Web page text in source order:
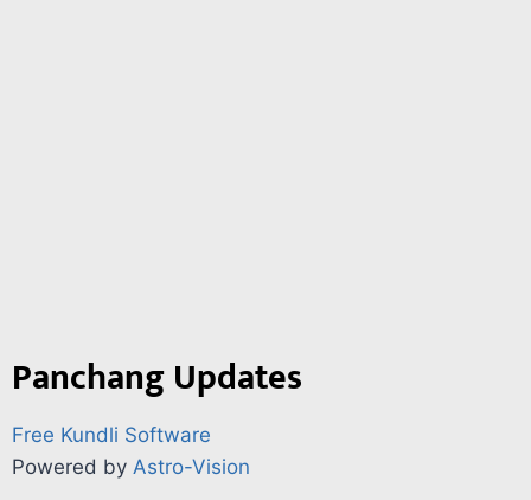
Panchang Updates
Free Kundli Software
Powered by Astro-Vision